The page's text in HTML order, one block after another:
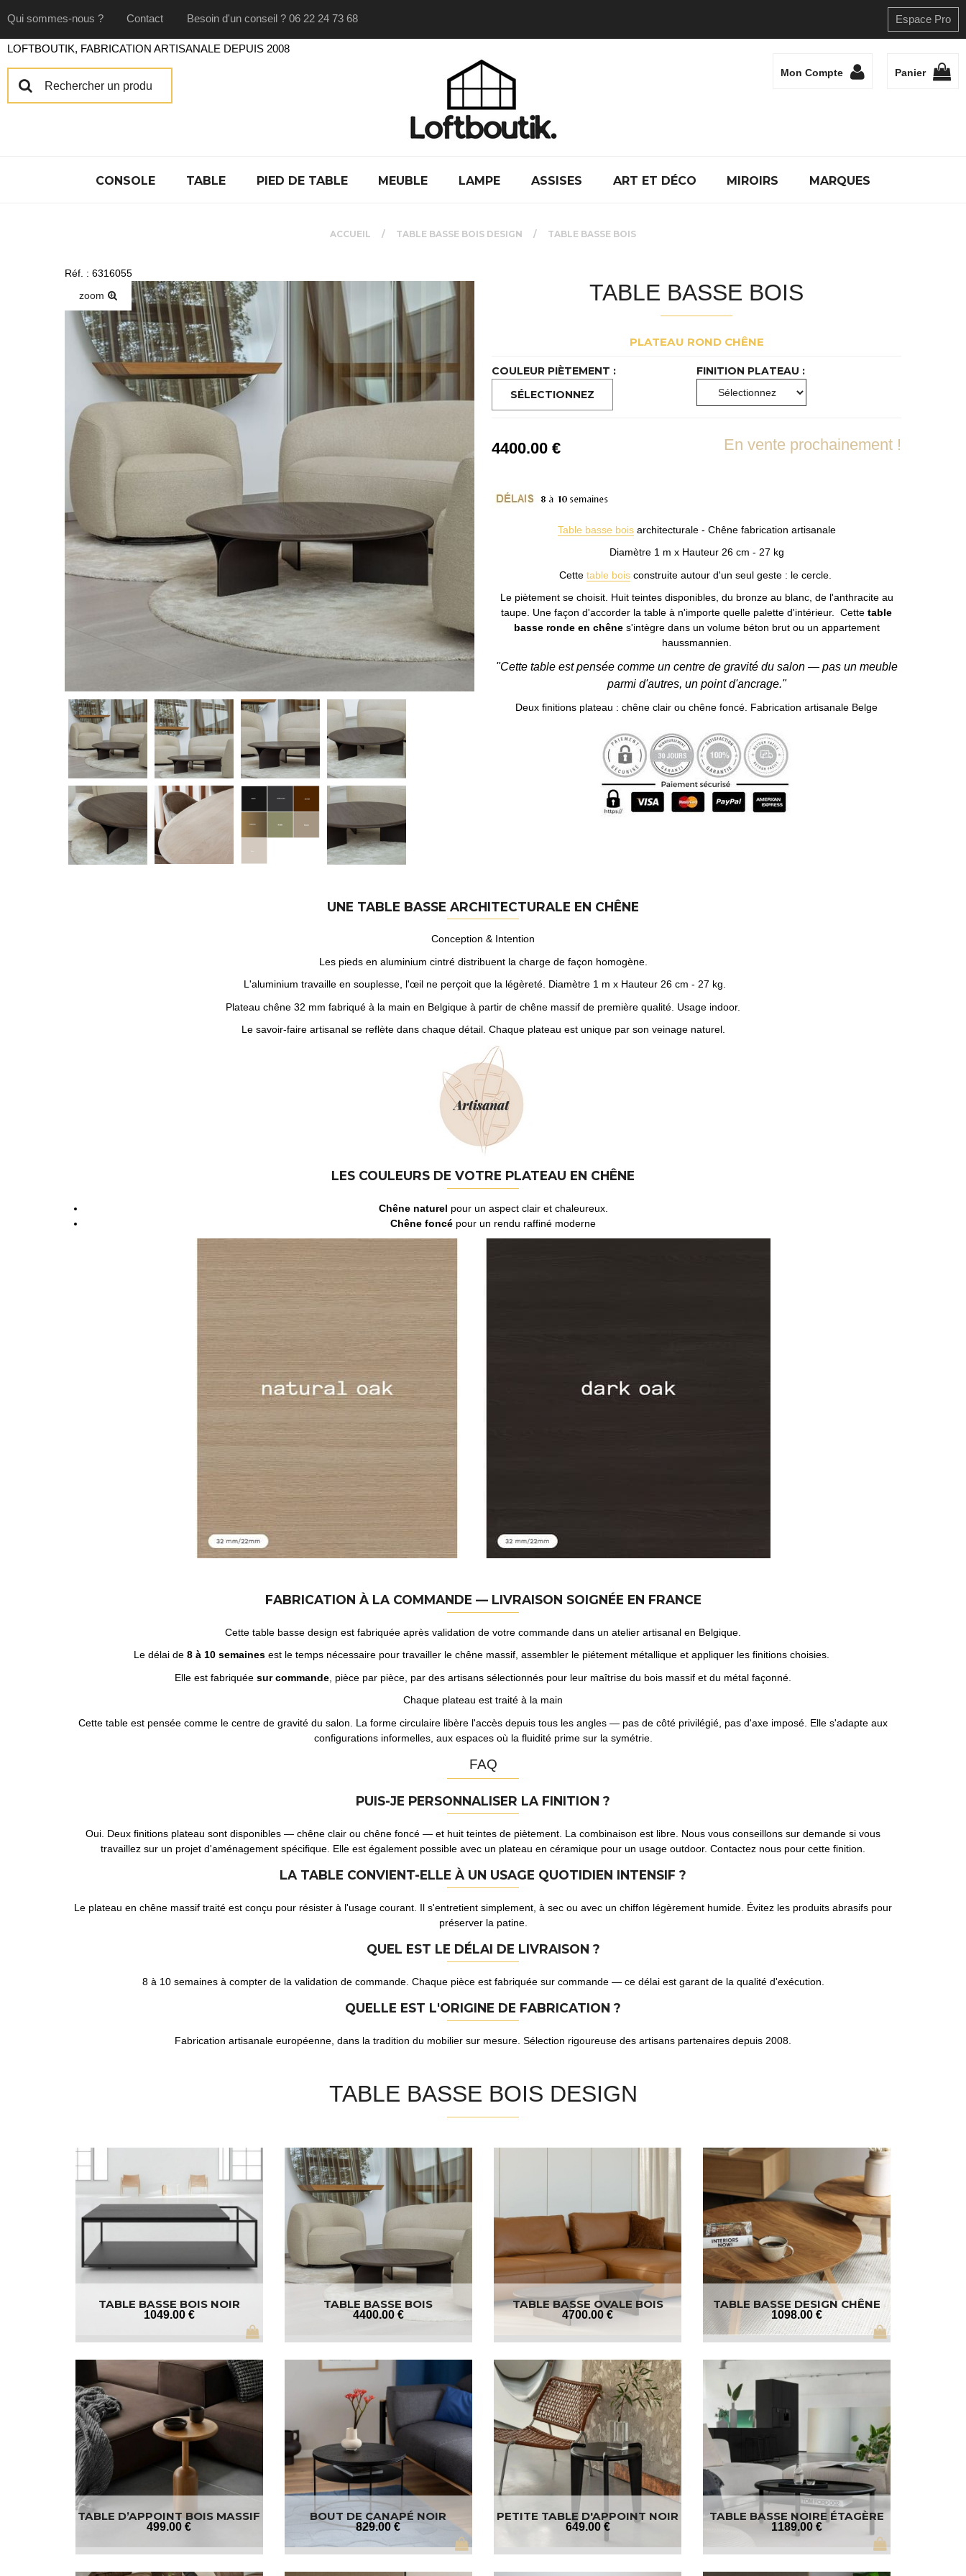
Qui sommes-nous ? Contact Besoin d'un conseil ? 06 22 24 73 68 Espace Pro
Mon Compte Panier
CONSOLE TABLE PIED DE TABLE MEUBLE LAMPE ASSISES ART ET DÉCO MIROIRS MARQUES
ACCUEIL TABLE BASSE BOIS DESIGN TABLE BASSE BOIS
Réf. : 6316055
zoom
TABLE BASSE BOIS
PLATEAU ROND CHÊNE
COULEUR PIÈTEMENT : FINITION PLATEAU :
4400.00€ En vente prochainement !
Table basse boisarchitecturale - Chêne fabrication artisanale
Diamètre 1 m x Hauteur 26 cm - 27 kg
Cette table boisconstruite autour d'un seul geste : le cercle.
Le piètement se choisit. Huit teintes disponibles, du bronze au blanc, de l'anthracite au
taupe. Une façon d'accorder la table à n'importe quelle palette d'intérieur. Cettetable
basse ronde en chênes'intègre dans un volume béton brut ou un appartement
haussmannien.
"Cette table est pensée comme un centre de gravité du salon — pas un meuble
parmi d'autres, un point d'ancrage."
Deux finitions plateau : chêne clair ou chêne foncé. Fabrication artisanale Belge
UNE TABLE BASSE ARCHITECTURALE EN CHÊNE
Conception & Intention
Les pieds en aluminium cintré distribuent la charge de façon homogène.
L'aluminium travaille en souplesse, l'œil ne perçoit que la légèreté. Diamètre 1 m x Hauteur 26 cm - 27 kg.
Plateau chêne 32 mm fabriqué à la main en Belgique à partir de chêne massif de première qualité. Usage indoor.
Le savoir-faire artisanal se reflète dans chaque détail. Chaque plateau est unique par son veinage naturel.
LES COULEURS DE VOTRE PLATEAU EN CHÊNE
Chêne naturel pour un aspect clair et chaleureux.
Chêne foncé pour un rendu raffiné moderne
FABRICATION À LA COMMANDE — LIVRAISON SOIGNÉE EN FRANCE
Cette table basse design est fabriquée après validation de votre commande dans un atelier artisanal en Belgique.
Le délai de 8 à 10 semaines est le temps nécessaire pour travailler le chêne massif, assembler le piétement métallique et appliquer les finitions choisies.
Elle est fabriquée sur commande , pièce par pièce, par des artisans sélectionnés pour leur maîtrise du bois massif et du métal façonné.
Chaque plateau est traité à la main
Cette table est pensée comme le centre de gravité du salon. La forme circulaire libère l'accès depuis tous les angles — pas de côté privilégié, pas d'axe imposé. Elle s'adapte aux
configurations informelles, aux espaces où la fluidité prime sur la symétrie.
FAQ
PUIS-JE PERSONNALISER LA FINITION ?
Oui. Deux finitions plateau sont disponibles — chêne clair ou chêne foncé — et huit teintes de piètement. La combinaison est libre. Nous vous conseillons sur demande si vous
travaillez sur un projet d'aménagement spécifique. Elle est également possible avec un plateau en céramique pour un usage outdoor. Contactez nous pour cette finition.
LA TABLE CONVIENT-ELLE À UN USAGE QUOTIDIEN INTENSIF ?
Le plateau en chêne massif traité est conçu pour résister à l'usage courant. Il s'entretient simplement, à sec ou avec un chiffon légèrement humide. Évitez les produits abrasifs pour
préserver la patine.
QUEL EST LE DÉLAI DE LIVRAISON ?
8 à 10 semaines à compter de la validation de commande. Chaque pièce est fabriquée sur commande — ce délai est garant de la qualité d'exécution.
QUELLE EST L'ORIGINE DE FABRICATION ?
Fabrication artisanale européenne, dans la tradition du mobilier sur mesure. Sélection rigoureuse des artisans partenaires depuis 2008.
TABLE BASSE BOIS DESIGN
TABLE BASSE BOIS NOIR
1049.00 €
TABLE BASSE BOIS
4400.00 €
TABLE BASSE OVALE BOIS
4700.00 €
TABLE BASSE DESIGN CHÊNE
1098.00 €
TABLE D’APPOINT BOIS MASSIF
499.00 €
BOUT DE CANAPÉ NOIR
829.00 €
PETITE TABLE D'APPOINT NOIR
649.00 €
TABLE BASSE NOIRE ÉTAGÈRE
1189.00 €
LOFTBOUTIK, FABRICATION ARTISANALE DEPUIS 2008